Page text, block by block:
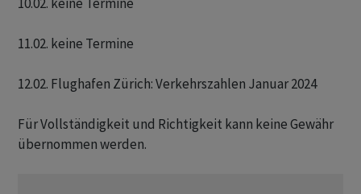
11.02. keine Termine
12.02. Flughafen Zürich: Verkehrszahlen Januar 2024
Für Vollständigkeit und Richtigkeit kann keine Gewähr
übernommen werden.